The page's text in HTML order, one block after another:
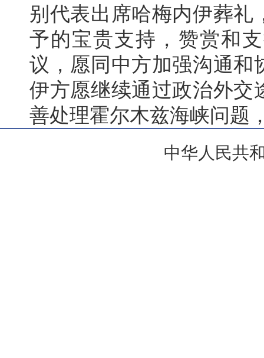
别代表出席哈梅内伊葬礼
予的宝贵支持，赞赏和
议，愿同中方加强沟通和
伊方愿继续通过政治外交
善处理霍尔木兹海峡问题
中华人民共